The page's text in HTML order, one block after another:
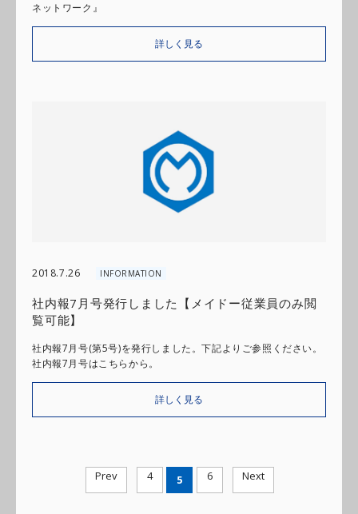
ネットワーク』
詳しく見る
2018.7.26 INFORMATION
社内報7月号発行しました【メイドー従業員のみ閲
覧可能】
社内報7月号(第5号)を発行しました。下記よりご参照ください。
社内報7月号はこちらから。
詳しく見る
Prev 4 5 6 Next